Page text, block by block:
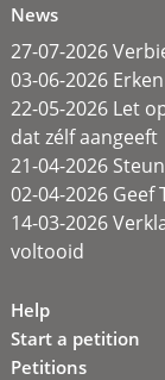
News
27-07-2026
03-06-2026
22-05-2026 Let
dat zélf aangeeft
21-04-2026
02-04-2026
14-03-2026
voltooid
Help
Start a petition
Petitions